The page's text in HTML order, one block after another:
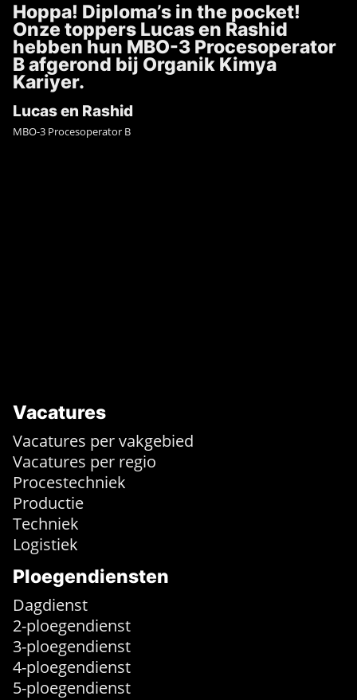
Hoppa! Diploma’s in the pocket!
Onze toppers Lucas en Rashid
hebben hun MBO-3 Procesoperator
B afgerond bij Organik Kimya
Kariyer.
Lucas en Rashid
MBO-3 Procesoperator B
Vacatures
Vacatures per vakgebied
Vacatures per regio
Procestechniek
Productie
Techniek
Logistiek
Ploegendiensten
Dagdienst
2-ploegendienst
3-ploegendienst
4-ploegendienst
5-ploegendienst